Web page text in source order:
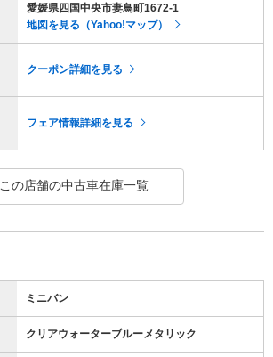
愛媛県四国中央市妻鳥町1672-1
地図を見る（Yahoo!マップ）
クーポン詳細を見る
フェア情報詳細を見る
この店舗の中古車在庫一覧
ミニバン
クリアウォーターブルーメタリック